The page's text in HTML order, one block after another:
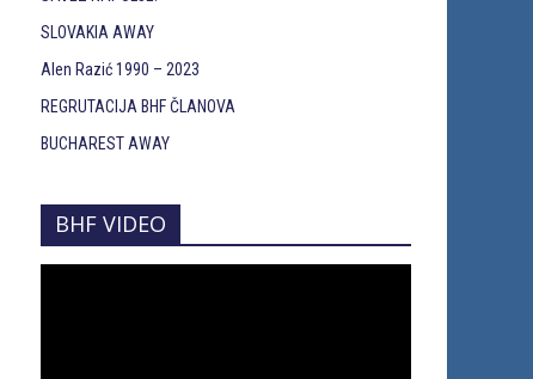
SLOVAKIA AWAY
Alen Razić 1990 – 2023
REGRUTACIJA BHF ČLANOVA
BUCHAREST AWAY
BHF VIDEO